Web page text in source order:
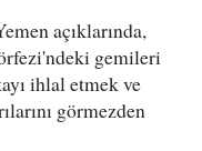
açıklarında,
gemileri
ihlal etmek ve
görmezden